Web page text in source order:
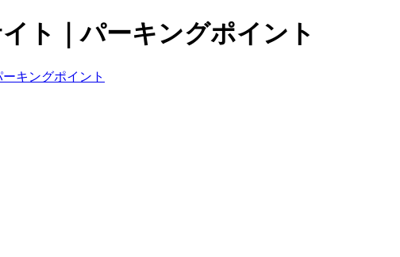
ト｜パーキングポイント
キングポイント